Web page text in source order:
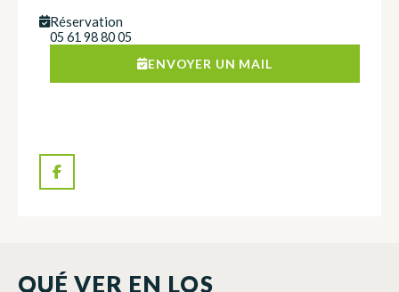
Réservation
05 61 98 80 05
ENVOYER UN MAIL
QUÉ VER EN LOS